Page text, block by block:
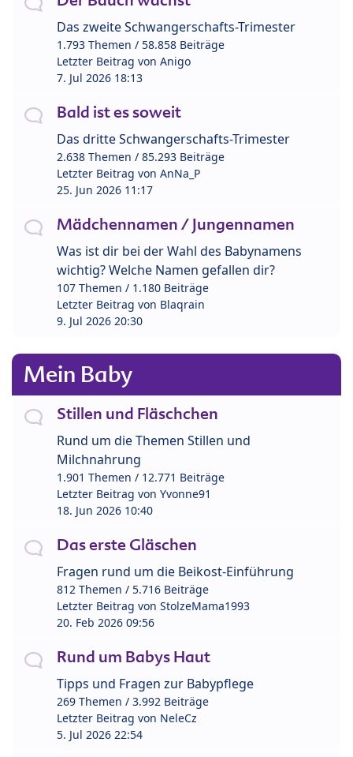
Das zweite Schwangerschafts-Trimester
1.793 Themen / 58.858 Beiträge
Letzter Beitrag von Anigo
7. Jul 2026 18:13
Bald ist es soweit
Das dritte Schwangerschafts-Trimester
2.638 Themen / 85.293 Beiträge
Letzter Beitrag von AnNa_P
25. Jun 2026 11:17
Mädchennamen / Jungennamen
Was ist dir bei der Wahl des Babynamens
wichtig? Welche Namen gefallen dir?
107 Themen / 1.180 Beiträge
Letzter Beitrag von Blaqrain
9. Jul 2026 20:30
Mein Baby
Stillen und Fläschchen
Rund um die Themen Stillen und
Milchnahrung
1.901 Themen / 12.771 Beiträge
Letzter Beitrag von Yvonne91
18. Jun 2026 10:40
Das erste Gläschen
Fragen rund um die Beikost-Einführung
812 Themen / 5.716 Beiträge
Letzter Beitrag von StolzeMama1993
20. Feb 2026 09:56
Rund um Babys Haut
Tipps und Fragen zur Babypflege
269 Themen / 3.992 Beiträge
Letzter Beitrag von NeleCz
5. Jul 2026 22:54